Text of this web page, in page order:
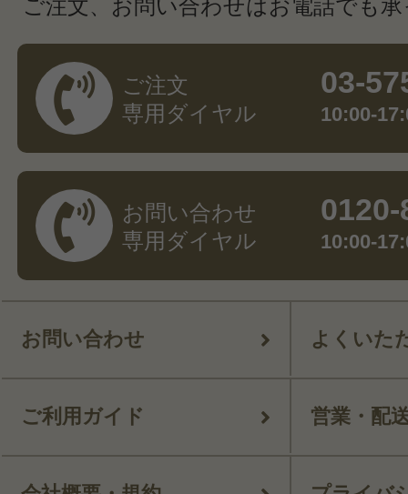
ご注文、お問い合わせはお電話でも
ご注文
専用ダイヤル
03-
10:00-
お問い合わせ
専用ダイヤル
10:00-
お問い合わせ よくいた
ご利用ガイド 営業・配